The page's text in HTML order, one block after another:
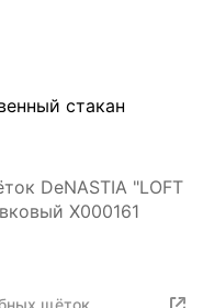
стакан
DeNASTIA "LOFT
X000161
щёток